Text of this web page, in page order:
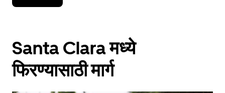
down
interact
with
the
calendar
Santa Clara मध्ये
फिरण्यासाठी मार्ग